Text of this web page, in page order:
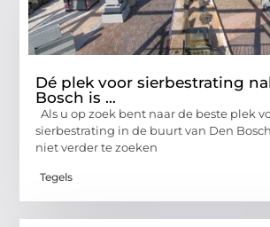
Dé plek voor sierbestrating
Bosch is …
Als u op zoek bent naar de beste plek
sierbestrating in de buurt van Den
niet verder te zoeken
Tegels